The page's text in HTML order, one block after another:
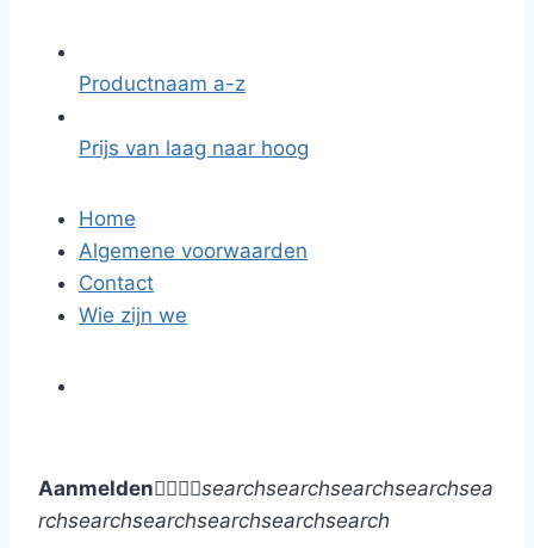
Productnaam a-z
Prijs van laag naar hoog
Home
Algemene voorwaarden
Contact
Wie zijn we
Aanmeldensearchsearchsearchsearchsea
rchsearchsearchsearchsearchsearch